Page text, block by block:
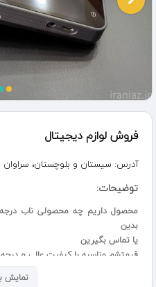
فروش لوازم دیجیتال
آدرس: سیستان و بلوچستان، سراوان
توضیحات:
محصول داریم چه محصولی ناب
بدین
یا تماس بگیرین
قیمتشم مناسبه با کیفیت عالی و
نمایش